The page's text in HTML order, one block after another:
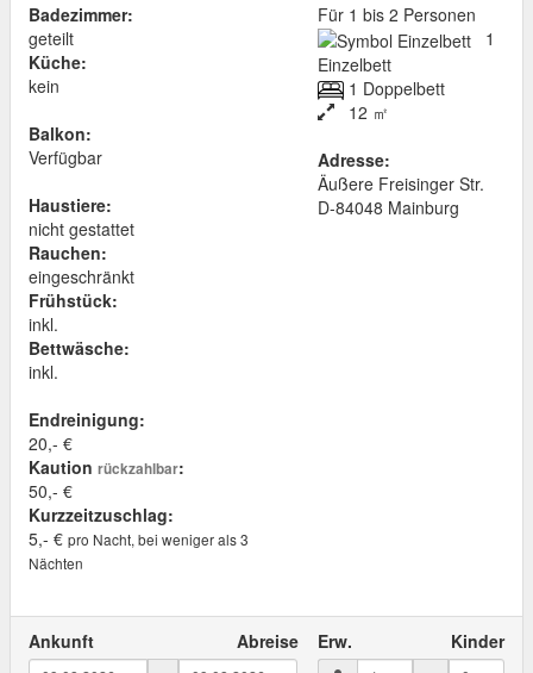
Badezimmer:
geteilt
Küche:
kein
Balkon:
Verfügbar
Haustiere:
nicht gestattet
Rauchen:
eingeschränkt
Frühstück:
inkl.
Bettwäsche:
inkl.
Endreinigung:
20,- €
Kaution rückzahlbar:
50,- €
Kurzzeitzuschlag:
5,- € pro Nacht, bei weniger als 3
Nächten
Für 1 bis 2 Personen
1
Einzelbett
1 Doppelbett
12 ㎡
Adresse:
Äußere Freisinger Str.
D-84048 Mainburg
Ankunft Abreise Erw. Kinder